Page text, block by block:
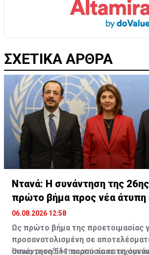
ΣΧΕΤΙΚΑ ΑΡΘΡΑ
Ντανά: Η συνάντηση της
πρώτο βήμα προς νέα άτυπη
06.08.2026 12:58
Ως πρώτο βήμα της προετοιμασίας
προσανατολισμένη σε
συνάντηση 5+1 παρουσίασε τη
Όπως μεταδίδεται από τα